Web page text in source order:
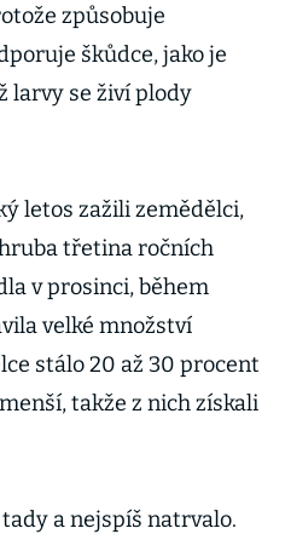
způsobuje
škůdce, jako je
larvy se živí plody
letos zažili zemědělci,
třetina ročních
v prosinci, během
velké množství
stálo 20 až 30 procent
takže z nich získali
a nejspíš natrvalo.